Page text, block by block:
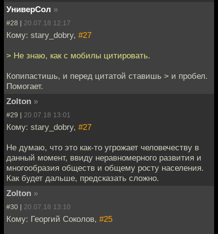
УниверСол »
#28 | 20.07.18 12:17
Кому: stary_dobry, #27
> Не знаю, как с мобилы цитировать.
Копипастишь, и перед цитатой ставишь > и пробел.
Помогает.
Zolton »
#29 | 20.07.18 13:01
Кому: stary_dobry, #27
Не думаю, что это как-то угрожает человечеству в
данный момент, ввиду неравномерного развития и
многообразия обществ и общему росту населения.
Как будет дальше, предсказать сложно.
Zolton »
#30 | 20.07.18 13:10
Кому: Георгий Соколов, #25